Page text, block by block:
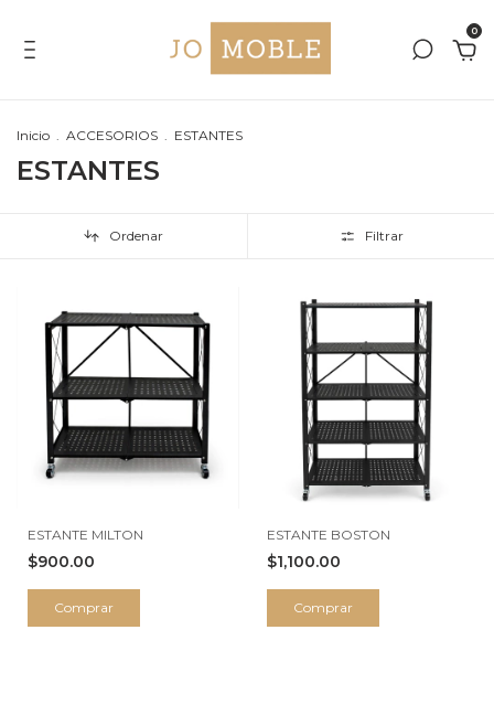
0
Inicio . ACCESORIOS . ESTANTES
ESTANTES
Ordenar Filtrar
ESTANTE MILTON
$900.00
ESTANTE BOSTON
$1,100.00